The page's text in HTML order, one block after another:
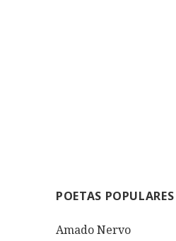
POETAS POPULARES
Amado Nervo